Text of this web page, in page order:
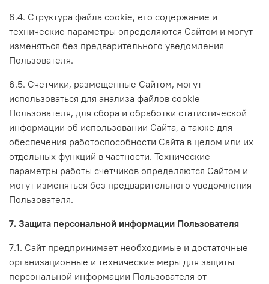
6.4. Структура файла cookie, его содержание и
технические параметры определяются Сайтом и могут
изменяться без предварительного уведомления
Пользователя.
6.5. Счетчики, размещенные Сайтом, могут
использоваться для анализа файлов cookie
Пользователя, для сбора и обработки статистической
информации об использовании Сайта, а также для
обеспечения работоспособности Сайта в целом или их
отдельных функций в частности. Технические
параметры работы счетчиков определяются Сайтом и
могут изменяться без предварительного уведомления
Пользователя.
7. Защита персональной информации Пользователя
7.1. Сайт предпринимает необходимые и достаточные
организационные и технические меры для защиты
персональной информации Пользователя от